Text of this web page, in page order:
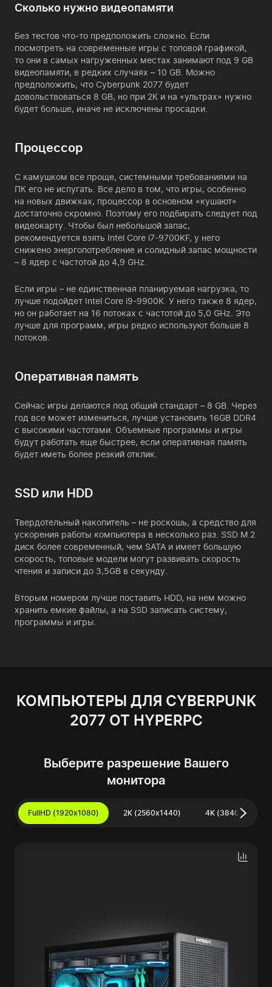
Сколько нужно видеопамяти
Без тестов что-то предположить сложно. Если
посмотреть на современные игры с топовой графикой,
то они в самых нагруженных местах занимают под 9 GB
видеопамяти, в редких случаях – 10 GB. Можно
предположить, что Cyberpunk 2077 будет
довольствоваться 8 GB, но при 2К и на «ультрах» нужно
будет больше, иначе не исключены просадки.
Процессор
С камушком все проще, системными требованиями на
ПК его не испугать. Все дело в том, что игры, особенно
на новых движках, процессор в основном «кушают»
достаточно скромно. Поэтому его подбирать следует под
видеокарту. Чтобы был небольшой запас,
рекомендуется взять Intel Core i7-9700KF, у него
снижено энергопотребление и солидный запас мощности
– 8 ядер с частотой до 4,9 GHz.
Если игры – не единственная планируемая нагрузка, то
лучше подойдет Intel Core i9-9900K. У него также 8 ядер,
но он работает на 16 потоках с частотой до 5,0 GHz. Это
лучше для программ, игры редко используют больше 8
потоков.
Оперативная память
Сейчас игры делаются под общий стандарт – 8 GB. Через
год все может измениться, лучше установить 16GB DDR4
с высокими частотами. Объемные программы и игры
будут работать еще быстрее, если оперативная память
будет иметь более резкий отклик.
SSD или HDD
Твердотельный накопитель – не роскошь, а средство для
ускорения работы компьютера в несколько раз. SSD M.2
диск более современный, чем SATA и имеет большую
скорость, топовые модели могут развивать скорость
чтения и записи до 3,5GB в секунду.
Вторым номером лучше поставить HDD, на нем можно
хранить емкие файлы, а на SSD записать систему,
программы и игры.
КОМПЬЮТЕРЫ ДЛЯ CYBERPUNK
2077 ОТ HYPERPC
Выберите разрешение Вашего
монитора
FullHD (1920x1080) 2K (2560x1440) 4K (3840x2160)